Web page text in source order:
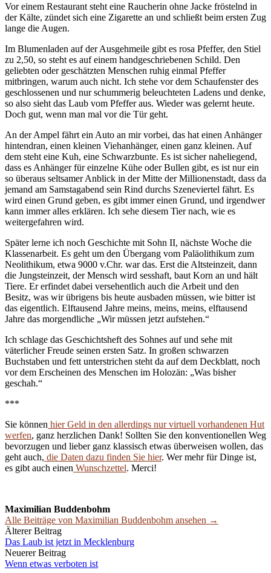
Vor einem Restaurant steht eine Raucherin ohne Jacke fröstelnd in
der Kälte, zündet sich eine Zigarette an und schließt beim ersten Zug
lange die Augen.
Im Blumenladen auf der Ausgehmeile gibt es rosa Pfeffer, den Stiel
zu 2,50, so steht es auf einem handgeschriebenen Schild. Den
geliebten oder geschätzten Menschen ruhig einmal Pfeffer
mitbringen, warum auch nicht. Ich stehe vor dem Schaufenster des
geschlossenen und nur schummerig beleuchteten Ladens und denke,
so also sieht das Laub vom Pfeffer aus. Wieder was gelernt heute.
Doch gut, wenn man mal vor die Tür geht.
An der Ampel fährt ein Auto an mir vorbei, das hat einen Anhänger
hintendran, einen kleinen Viehanhänger, einen ganz kleinen. Auf
dem steht eine Kuh, eine Schwarzbunte. Es ist sicher naheliegend,
dass es Anhänger für einzelne Kühe oder Bullen gibt, es ist nur ein
so überaus seltsamer Anblick in der Mitte der Millionenstadt, dass da
jemand am Samstagabend sein Rind durchs Szeneviertel fährt. Es
wird einen Grund geben, es gibt immer einen Grund, und irgendwer
kann immer alles erklären. Ich sehe diesem Tier nach, wie es
weitergefahren wird.
Später lerne ich noch Geschichte mit Sohn II, nächste Woche die
Klassenarbeit. Es geht um den Übergang vom Paläolithikum zum
Neolithikum, etwa 9000 v.Chr. war das. Erst die Altsteinzeit, dann
die Jungsteinzeit, der Mensch wird sesshaft, baut Korn an und hält
Tiere. Er erfindet dabei versehentlich auch die Arbeit und den
Besitz, was wir übrigens bis heute ausbaden müssen, wie bitter ist
das eigentlich. Elftausend Jahre meins, meins, meins, elftausend
Jahre das morgendliche „Wir müssen jetzt aufstehen.“
Ich schlage das Geschichtsheft des Sohnes auf und sehe mit
väterlicher Freude seinen ersten Satz. In großen schwarzen
Buchstaben und fett unterstrichen steht da auf dem Deckblatt, noch
vor dem Erscheinen des Menschen im Holozän: „Was bisher
geschah.“
***
Sie können hier Geld in den allerdings nur virtuell vorhandenen Hut
werfen, ganz herzlichen Dank! Sollten Sie den konventionellen Weg
bevorzugen und lieber ganz klassisch etwas überweisen wollen, das
geht auch, die Daten dazu finden Sie hier. Wer mehr für Dinge ist,
es gibt auch einen Wunschzettel. Merci!
Maximilian Buddenbohm
Alle Beiträge von Maximilian Buddenbohm ansehen →
Beitrags-
Navigation
Älterer Beitrag
Das Laub ist jetzt in Mecklenburg
Neuerer Beitrag
Wenn etwas verboten ist